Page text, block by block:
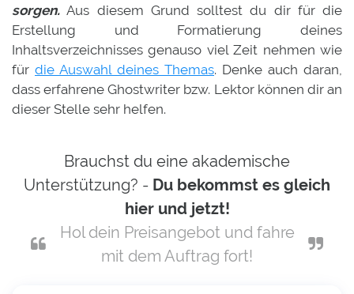
sorgen. Aus diesem Grund solltest du dir für die
Erstellung und Formatierung deines
Inhaltsverzeichnisses genauso viel Zeit nehmen wie
für die Auswahl deines Themas. Denke auch daran,
dass erfahrene Ghostwriter bzw. Lektor können dir an
dieser Stelle sehr helfen.
Brauchst du eine akademische
Unterstützung? - Du bekommst es gleich
hier und jetzt!
Hol dein Preisangebot und fahre
mit dem Auftrag fort!